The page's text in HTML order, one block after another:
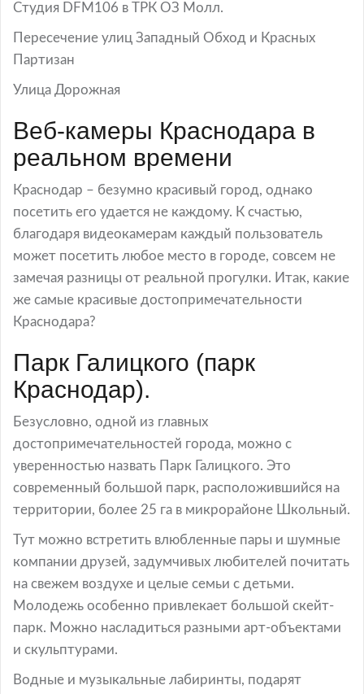
Студия DFM106 в ТРК ОЗ Молл.
Пересечение улиц Западный Обход и Красных
Партизан
Улица Дорожная
Веб-камеры Краснодара в
реальном времени
Краснодар – безумно красивый город, однако
посетить его удается не каждому. К счастью,
благодаря видеокамерам каждый пользователь
может посетить любое место в городе, совсем не
замечая разницы от реальной прогулки. Итак, какие
же самые красивые достопримечательности
Краснодара?
Парк Галицкого (парк
Краснодар).
Безусловно, одной из главных
достопримечательностей города, можно с
уверенностью назвать Парк Галицкого. Это
современный большой парк, расположившийся на
территории, более 25 га в микрорайоне Школьный.
Тут можно встретить влюбленные пары и шумные
компании друзей, задумчивых любителей почитать
на свежем воздухе и целые семьи с детьми.
Молодежь особенно привлекает большой скейт-
парк. Можно насладиться разными арт-объектами
и скульптурами.
Водные и музыкальные лабиринты, подарят